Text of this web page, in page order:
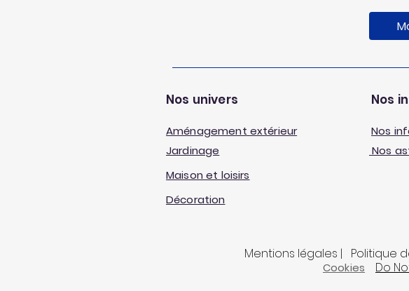
Nos univers
Aménagement extérieur
Jardinage
Nos
Nos
Nos
Maison et loisirs
Décoration
Mentions légales |
Cookies Do